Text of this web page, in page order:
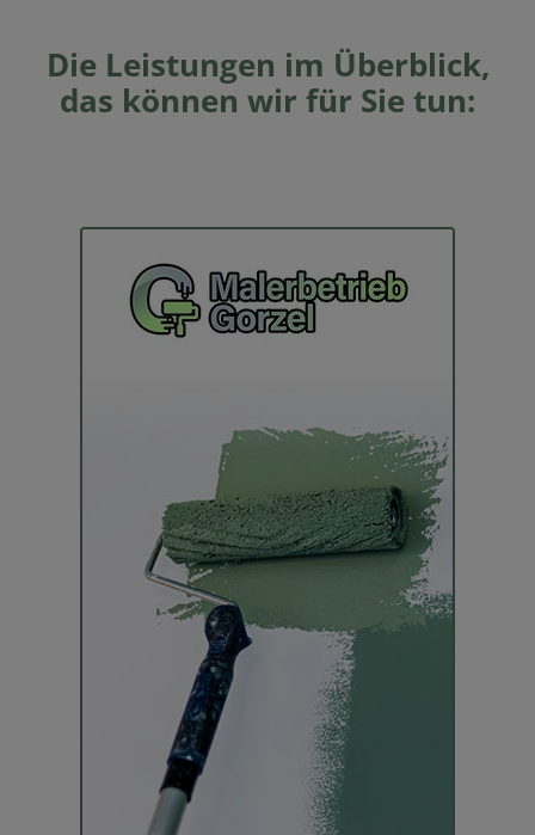
Die Leistungen im Überblick,
das können wir für Sie tun: